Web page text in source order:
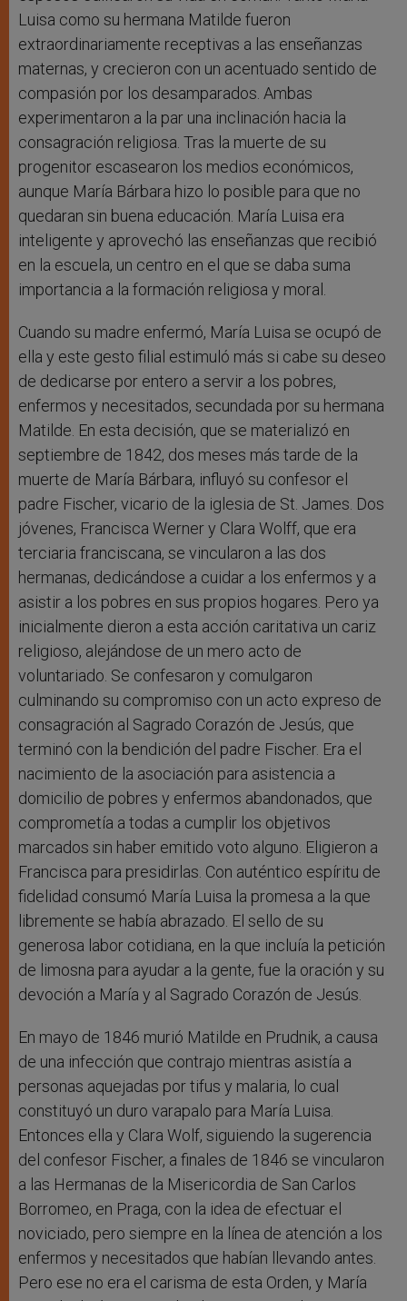
Luisa como su hermana Matilde fueron
extraordinariamente receptivas a las enseñanzas
maternas, y crecieron con un acentuado sentido de
compasión por los desamparados. Ambas
experimentaron a la par una inclinación hacia la
consagración religiosa. Tras la muerte de su
progenitor escasearon los medios económicos,
aunque María Bárbara hizo lo posible para que no
quedaran sin buena educación. María Luisa era
inteligente y aprovechó las enseñanzas que recibió
en la escuela, un centro en el que se daba suma
importancia a la formación religiosa y moral.
Cuando su madre enfermó, María Luisa se ocupó de
ella y este gesto filial estimuló más si cabe su deseo
de dedicarse por entero a servir a los pobres,
enfermos y necesitados, secundada por su hermana
Matilde. En esta decisión, que se materializó en
septiembre de 1842, dos meses más tarde de la
muerte de María Bárbara, influyó su confesor el
padre Fischer, vicario de la iglesia de St. James. Dos
jóvenes, Francisca Werner y Clara Wolff, que era
terciaria franciscana, se vincularon a las dos
hermanas, dedicándose a cuidar a los enfermos y a
asistir a los pobres en sus propios hogares. Pero ya
inicialmente dieron a esta acción caritativa un cariz
religioso, alejándose de un mero acto de
voluntariado. Se confesaron y comulgaron
culminando su compromiso con un acto expreso de
consagración al Sagrado Corazón de Jesús, que
terminó con la bendición del padre Fischer. Era el
nacimiento de la asociación para asistencia a
domicilio de pobres y enfermos abandonados, que
comprometía a todas a cumplir los objetivos
marcados sin haber emitido voto alguno. Eligieron a
Francisca para presidirlas. Con auténtico espíritu de
fidelidad consumó María Luisa la promesa a la que
libremente se había abrazado. El sello de su
generosa labor cotidiana, en la que incluía la petición
de limosna para ayudar a la gente, fue la oración y su
devoción a María y al Sagrado Corazón de Jesús.
En mayo de 1846 murió Matilde en Prudnik, a causa
de una infección que contrajo mientras asistía a
personas aquejadas por tifus y malaria, lo cual
constituyó un duro varapalo para María Luisa.
Entonces ella y Clara Wolf, siguiendo la sugerencia
del confesor Fischer, a finales de 1846 se vincularon
a las Hermanas de la Misericordia de San Carlos
Borromeo, en Praga, con la idea de efectuar el
noviciado, pero siempre en la línea de atención a los
enfermos y necesitados que habían llevando antes.
Pero ese no era el carisma de esta Orden, y María